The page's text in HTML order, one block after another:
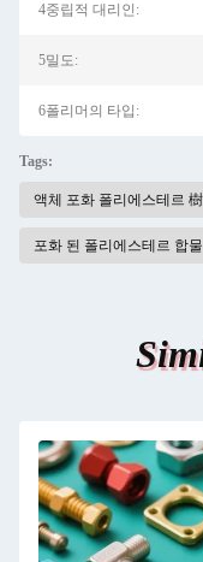
4중립적 대리인:
5밀도:
6폴리머의 타입:
Tags:
액체 포화 폴리에스테르
포화 된 폴리에스테르 합물